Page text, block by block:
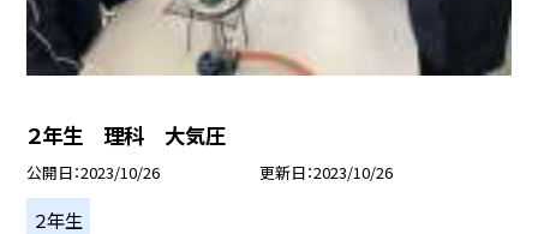
２年生 理科 大気圧
公開日 2023/10/26 更新日 2023/10/26
２年生